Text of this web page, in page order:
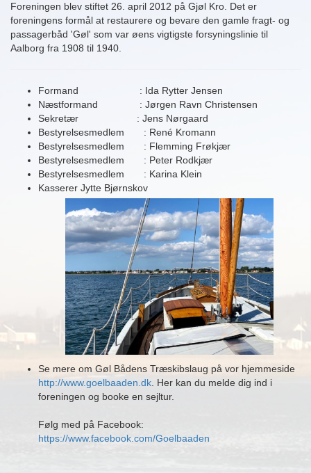
Foreningen blev stiftet 26. april 2012 på Gjøl Kro. Det er
foreningens formål at restaurere og bevare den gamle fragt- og
passagerbåd 'Gøl' som var øens vigtigste forsyningslinie til
Aalborg fra 1908 til 1940.
Formand : Ida Rytter Jensen
Næstformand : Jørgen Ravn Christensen
Sekretær : Jens Nørgaard
Bestyrelsesmedlem : René Kromann
Bestyrelsesmedlem : Flemming Frøkjær
Bestyrelsesmedlem : Peter Rodkjær
Bestyrelsesmedlem : Karina Klein
Kasserer Jytte Bjørnskov
Se mere om Gøl Bådens Træskibslaug på vor hjemmeside
http://www.goelbaaden.dk . Her kan du melde dig ind i
foreningen og booke en sejltur.
Følg med på Facebook:
https://www.facebook.com/Goelbaaden